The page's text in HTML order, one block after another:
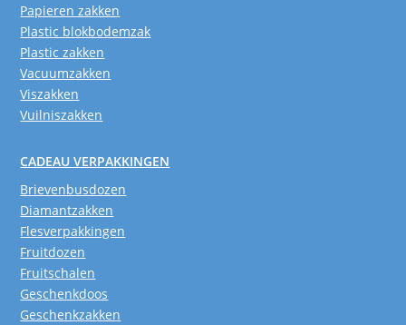
Papieren zakken
Plastic blokbodemzak
Plastic zakken
Vacuumzakken
Viszakken
Vuilniszakken
CADEAU VERPAKKINGEN
Brievenbusdozen
Diamantzakken
Flesverpakkingen
Fruitdozen
Fruitschalen
Geschenkdoos
Geschenkzakken